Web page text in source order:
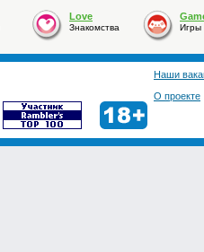
Love
Знакомства Игры
Наши
О проекте